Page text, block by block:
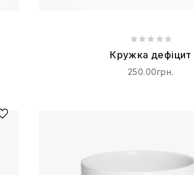
Кружка дефіцит
250.00грн.